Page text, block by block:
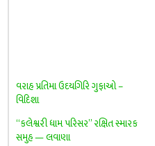
વરાહ પ્રતિમા ઉદયગિરિ ગુફાઓ –
વિદિશા
“કલેશ્વરી ધામ પરિસર” રક્ષિત સ્મારક
સમુહ — લવાણા